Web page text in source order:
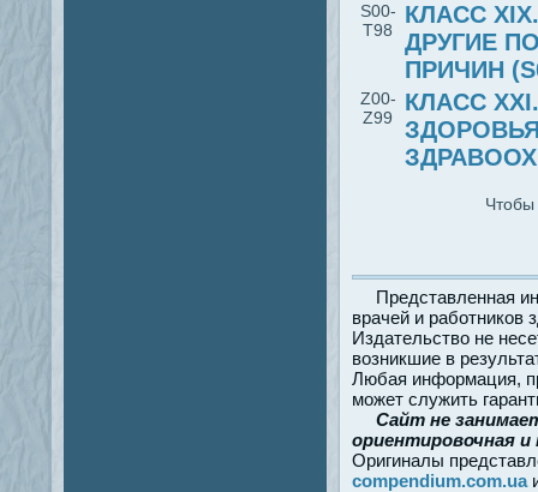
S00-
T98
КЛАСС
ДРУГИЕ
ПРИЧИН
Z00-
Z99
КЛАСС
Чтобы
Представленная
врачей и работников
Издательство не
возникшие в
Любая информация,
может служить
Сайт не
ориентировочная
Оригиналы
compendium.com.ua